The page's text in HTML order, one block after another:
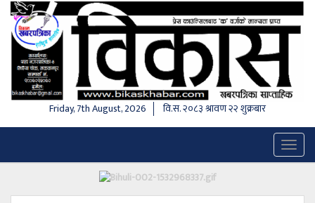
Friday, 7th August, 2026 वि.स.२०८३ श्रावण २२ शुक्रबार